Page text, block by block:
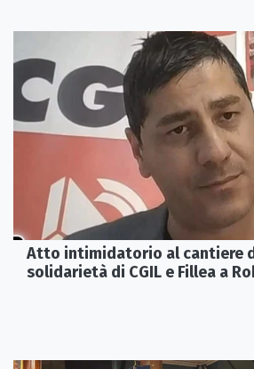
Atto intimidatorio al cantiere
solidarietà di CGIL e Fillea a